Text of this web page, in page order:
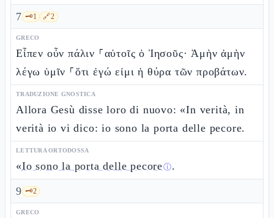
7 🗝️1 🔗2
GRECO
Εἶπεν οὖν πάλιν ⸀αὐτοῖς ὁ Ἰησοῦς· Ἀμὴν ἀμὴν
λέγω ὑμῖν ⸀ὅτι ἐγώ εἰμι ἡ θύρα τῶν προβάτων.
TRADUZIONE GNOSTICA
Allora Gesù disse loro di nuovo: «In verità, in
verità io vi dico: io sono la porta delle pecore.
LETTURA ORTODOSSA
«Io sono la porta delle pecoreⓘ.
9 🗝️2
GRECO